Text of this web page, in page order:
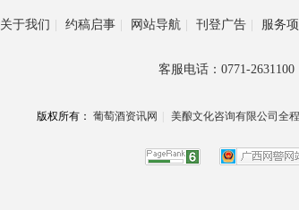
关于我们 约稿启事 网站导航 刊登广告 服务项
客服电话：0771-2631100
版权所有： 葡萄酒资讯网 美酿文化咨询有限公司全